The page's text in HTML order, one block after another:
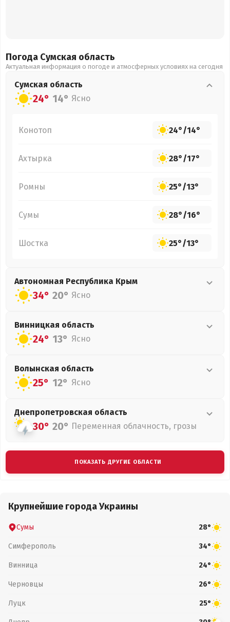
Погода Сумская область
Актуальная информация о погоде и атмосферных условиях на сегодня
Сумская область
24° 14° Ясно
Конотоп 24°/14°
Ахтырка 28°/17°
Ромны 25°/13°
Сумы 28°/16°
Шостка 25°/13°
Автономная Республика Крым
34° 20° Ясно
Винницкая область
24° 13° Ясно
Волынская область
25° 12° Ясно
Днепропетровская область
30° 20° Переменная облачность, грозы
ПОКАЗАТЬ ДРУГИЕ ОБЛАСТИ
Крупнейшие города Украины
Сумы 28°
Симферополь 34°
Винница 24°
Черновцы 26°
Луцк 25°